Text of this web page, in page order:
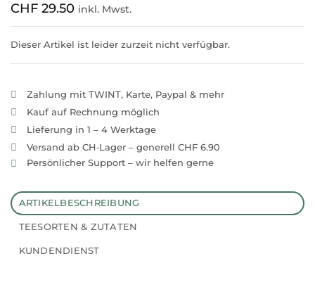
CHF 29.50 inkl. Mwst.
Dieser Artikel ist leider zurzeit nicht verfügbar.
Zahlung mit TWINT, Karte, Paypal & mehr
Kauf auf Rechnung möglich
Lieferung in 1 – 4 Werktage
Versand ab CH‑Lager – generell CHF 6.90
Persönlicher Support – wir helfen gerne
ARTIKELBESCHREIBUNG
TEESORTEN & ZUTATEN
KUNDENDIENST